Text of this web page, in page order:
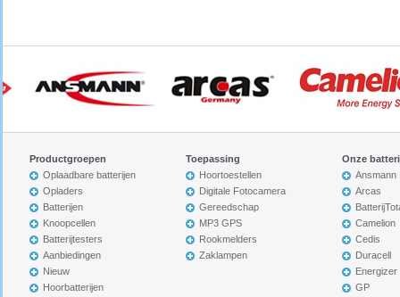
Productgroepen
Oplaadbare batterijen
Opladers
Batterijen
Knoopcellen
Batterijtesters
Aanbiedingen
Nieuw
Hoorbatterijen
Toepassing
Hoortoestellen
Digitale Fotocamera
Gereedschap
MP3 GPS
Rookmelders
Zaklampen
Onze
Ansmann
Arcas
Camelion
Cedis
Duracell
Energizer
GP